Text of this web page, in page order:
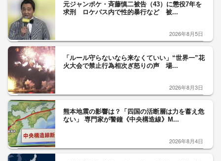
元ジャンポケ・斉藤慎二被告（43）に懲役7年を
求刑 ロケバス内で性的暴行など 被...
2026年8月5日
「ルール守らないなら来なくていい」“世界一”花
火大会で禁止行為相次ぎ怒りの声 場...
2026年8月3日
熊本地震の影響は？「四国の活断層は力を蓄え危
ない」 専門家が警鐘《中央構造線》M...
2026年8月4日